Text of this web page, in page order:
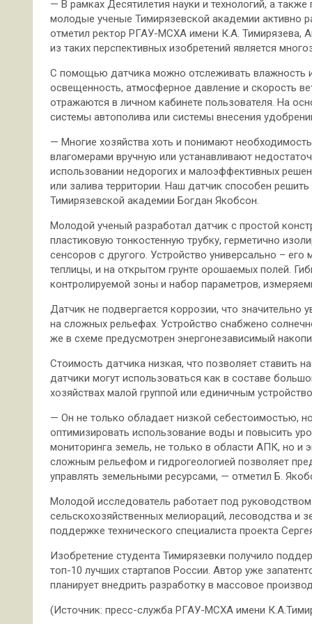
— В рамках Десятилетия науки и технологий, а
молодые ученые Тимирязевской академии активно
отметил ректор РГАУ-МСХА имени К.А. Тимирязева,
из таких перспективных изобретений является
С помощью датчика можно отслеживать влажность
освещенность, атмосферное давление и скорость
отражаются в личном кабинете пользователя. На
системы автополива или системы внесения
— Многие хозяйства хоть и понимают
влагомерами вручную или устанавливают
использовании недорогих и малоэффективных
или залива территории. Наш датчик способен
Тимирязевской академии Богдан Якобсон.
Молодой ученый разработал датчик с простой
пластиковую тонкостенную трубку, герметично
сенсоров с другого. Устройство универсально –
теплицы, и на открытом грунте орошаемых полей.
контролируемой зоны и набор параметров,
Датчик не подвергается коррозии, что значительно
на сложных рельефах. Устройство снабжено
же в схеме предусмотрен энергонезависимый
Стоимость датчика низкая, что позволяет ставить
датчики могут использоваться как в составе
хозяйствах малой группой или единичным
— Он не только обладает низкой себестоимостью,
оптимизировать использование воды и повысить
мониторинга земель, не только в области АПК, но и
сложным рельефом и гидрогеологией позволяет
управлять земельными ресурсами, — отметил Б.
Молодой исследователь работает под
сельскохозяйственных мелиораций, лесоводства и
поддержке технического специалиста проекта
Изобретение студента Тимирязевки получило
топ-10 лучших стартапов России. Автор уже
планирует внедрить разработку в массовое
(Источник: пресс-служба РГАУ-МСХА имени